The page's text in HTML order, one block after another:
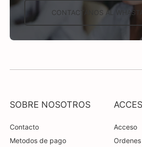
CONTACTÁNOS AL
SOBRE NOSOTROS
Contacto
Metodos de pago
Acceso
Ordenes